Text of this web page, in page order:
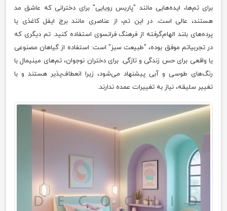
برای تم‌ها، ایده‌هایی مانند "پاریس رویایی" برای دخترانی که عاشق مد
هستند، عالی است. در این تم، از عناصری مانند برج ایفل کاغذی یا
پرده‌های بلند الهام‌گرفته از فرهنگ فرانسوی استفاده کنید. تم دیگری که
در تجربیاتم موفق بوده، "طبیعت سبز" است: استفاده از گیاهان مصنوعی
یا واقعی برای حس زندگی و تازگی. برای دختران نوجوان، تم‌های مینیمال با
رنگ‌های طوسی و آبی پیشنهاد می‌شود، زیرا انعطاف‌پذیر هستند و با
تغییر سلیقه، نیاز به تغییرات عمده ندارند.